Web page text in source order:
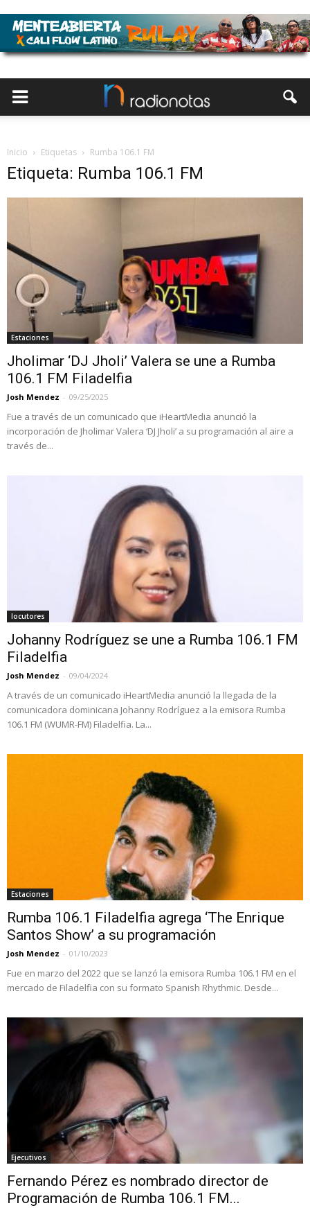
Inicio Etiquetas Rumba 106.1 FM
Etiqueta: Rumba 106.1 FM
Estaciones
Jholimar ‘DJ Jholi’ Valera se une a Rumba
106.1 FM Filadelfia
Josh Mendez - 09/25/2025
Fue a través de un comunicado que iHeartMedia anunció la
incorporación de Jholimar Valera ‘DJ Jholi’ a su programación al aire a
través de...
locutores
Johanny Rodríguez se une a Rumba 106.1 FM
Filadelfia
Josh Mendez - 09/04/2024
A través de un comunicado iHeartMedia anunció la llegada de la
comunicadora dominicana Johanny Rodríguez a la emisora Rumba
106.1 FM (WUMR-FM) Filadelfia. La...
Estaciones
Rumba 106.1 Filadelfia agrega ‘The Enrique
Santos Show’ a su programación
Josh Mendez - 01/10/2023
Fue en marzo del 2022 que se lanzó la emisora Rumba 106.1 FM en el
mercado de Filadelfia con su formato Spanish Rhythmic. Desde...
Ejecutivos
Fernando Pérez es nombrado director de
Programación de Rumba 106.1 FM...